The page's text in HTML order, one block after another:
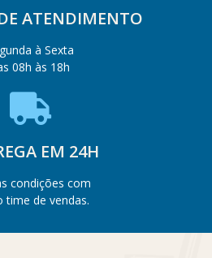
ATENDIMENTO
à Sexta
08h às 18h
EM 24H
condições com
time de vendas.